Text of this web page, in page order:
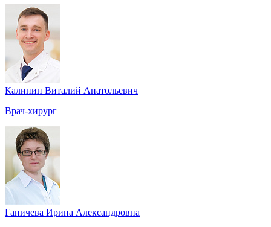
Калинин Виталий Анатольевич
Врач-хирург
Ганичева Ирина Александровна